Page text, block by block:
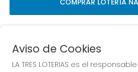
COMPRAR LOTERÍA
Aviso de Cookies
LA TRES LOTERIAS es el